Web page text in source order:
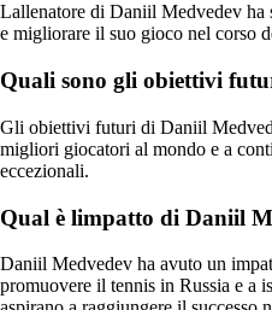
Lallenatore di Daniil Medvedev ha
e migliorare il suo gioco nel corso
Quali sono gli obiettivi
Gli obiettivi futuri di Daniil
migliori giocatori al mondo e a
eccezionali.
Qual è limpatto di Daniil
Daniil Medvedev ha avuto un
promuovere il tennis in Russia e a